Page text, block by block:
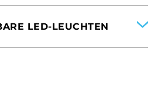
VON AMERIKA
LED-LEUCHTEN